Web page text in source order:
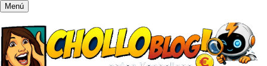
Menú